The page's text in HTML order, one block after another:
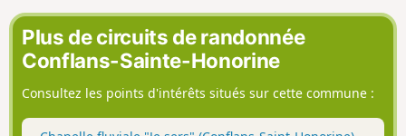
Plus de circuits de randonnée
Conflans-Sainte-Honorine
Consultez les points d'intérêts situés sur cette commune :